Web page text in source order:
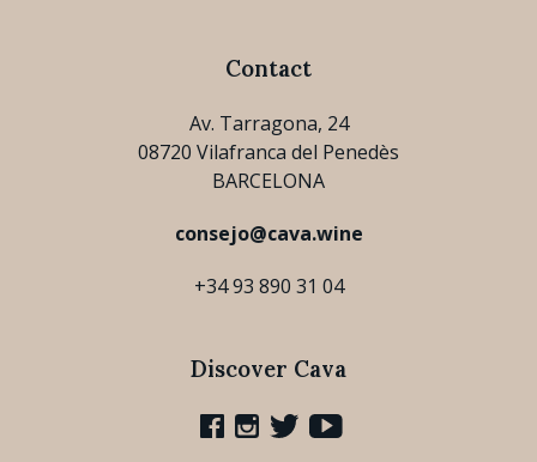
Contact
Av. Tarragona, 24
08720 Vilafranca del Penedès
BARCELONA
consejo@cava.wine
+34 93 890 31 04
Discover Cava